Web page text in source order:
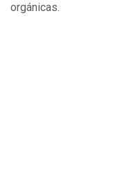
orgánicas.